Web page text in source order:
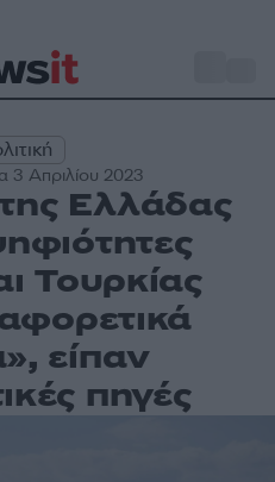
3 Απριλίου 2023
Ελλάδας
Τουρκίας
είπαν
πηγές